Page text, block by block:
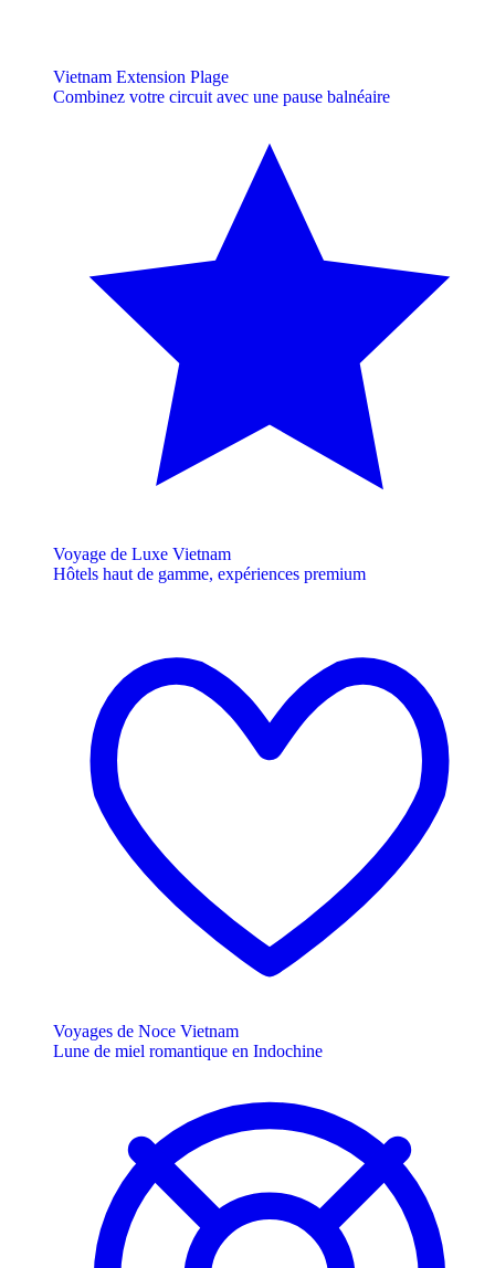
Vietnam Extension Plage
Combinez votre circuit avec une pause balnéaire
Voyage de Luxe Vietnam
Hôtels haut de gamme, expériences premium
Voyages de Noce Vietnam
Lune de miel romantique en Indochine